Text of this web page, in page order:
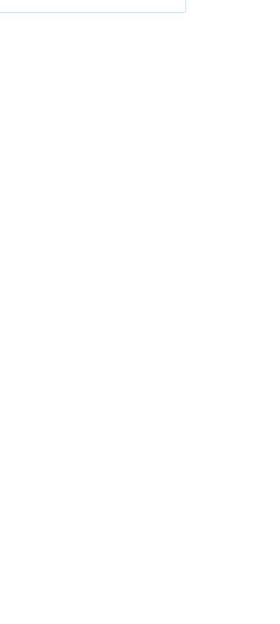
953.60 ₴